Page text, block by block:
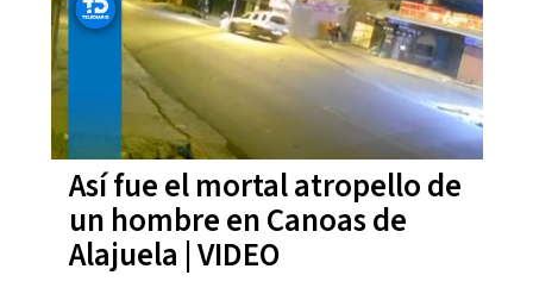
Así fue el mortal atropello de
un hombre en Canoas de
Alajuela | VIDEO